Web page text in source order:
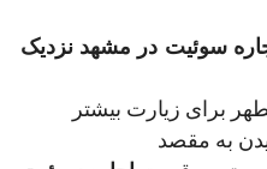
سوئیت در مشهد نزدیک
برای زیارت بیشتر
به مقصد